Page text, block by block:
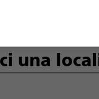
una